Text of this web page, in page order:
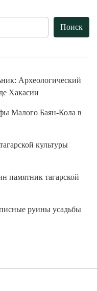
Археологический
Хакасии
Малого Баян-Кола в
культуры
памятник тагарской
руины усадьбы